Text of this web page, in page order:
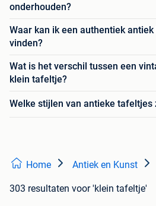
onderhouden?
Waar kan ik een authentiek
vinden?
Wat is het verschil tussen een
klein tafeltje?
Welke stijlen van antieke tafeltjes
Home Antiek en Kunst
303 resultaten voor 'klein tafeltje'